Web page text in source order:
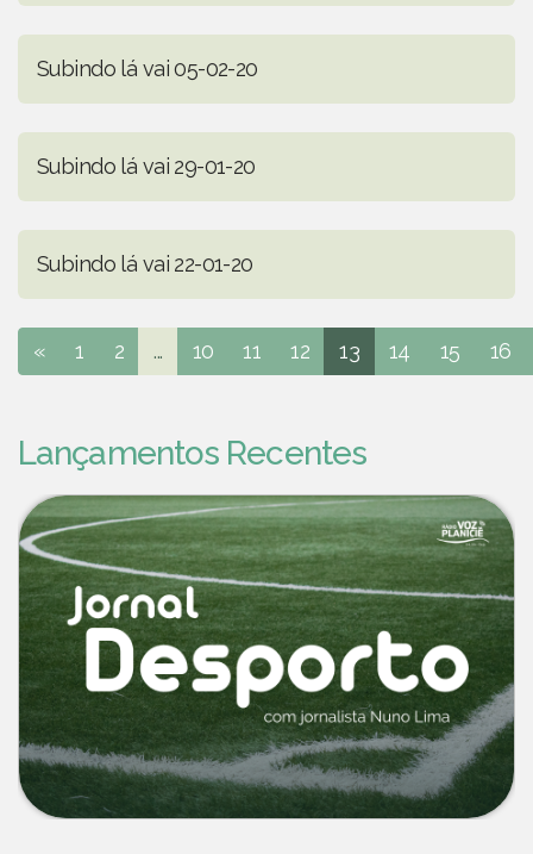
Subindo lá vai 05-02-20
Subindo lá vai 29-01-20
Subindo lá vai 22-01-20
« 1 2 ... 10 11 12 13 14 15 16
Lançamentos Recentes